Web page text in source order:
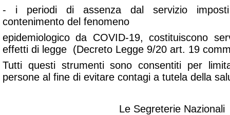
- i periodi di assenza dal servizio
contenimento del fenomeno
epidemiologico da COVID-19, costituiscono
effetti di legge (Decreto Legge 9/20 art. 19
Tutti questi strumenti sono consentiti per
persone al fine di evitare contagi a tutela della
Le Segreterie Nazionali